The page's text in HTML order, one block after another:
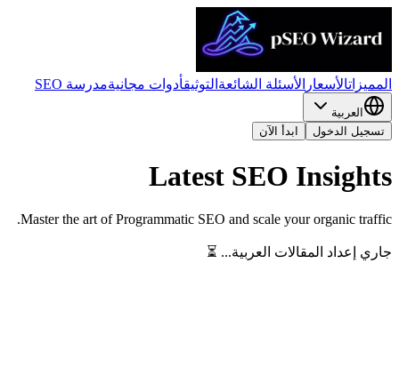
المميزاتالأسعار الأسئلة الشائعة التوثيقأدوات مجانيةمدرسة SEO
العربية
تسجيل الدخول
ابدأ الآن
Latest SEO Insights
Master the art of Programmatic SEO and scale your organic traffic.
جاري إعداد المقالات العربية... ⏳